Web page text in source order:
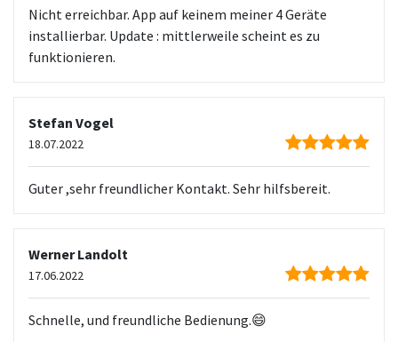
Nicht erreichbar. App auf keinem meiner 4 Geräte
installierbar. Update : mittlerweile scheint es zu
funktionieren.
Stefan Vogel
18.07.2022
Guter ,sehr freundlicher Kontakt. Sehr hilfsbereit.
Werner Landolt
17.06.2022
Schnelle, und freundliche Bedienung.😄